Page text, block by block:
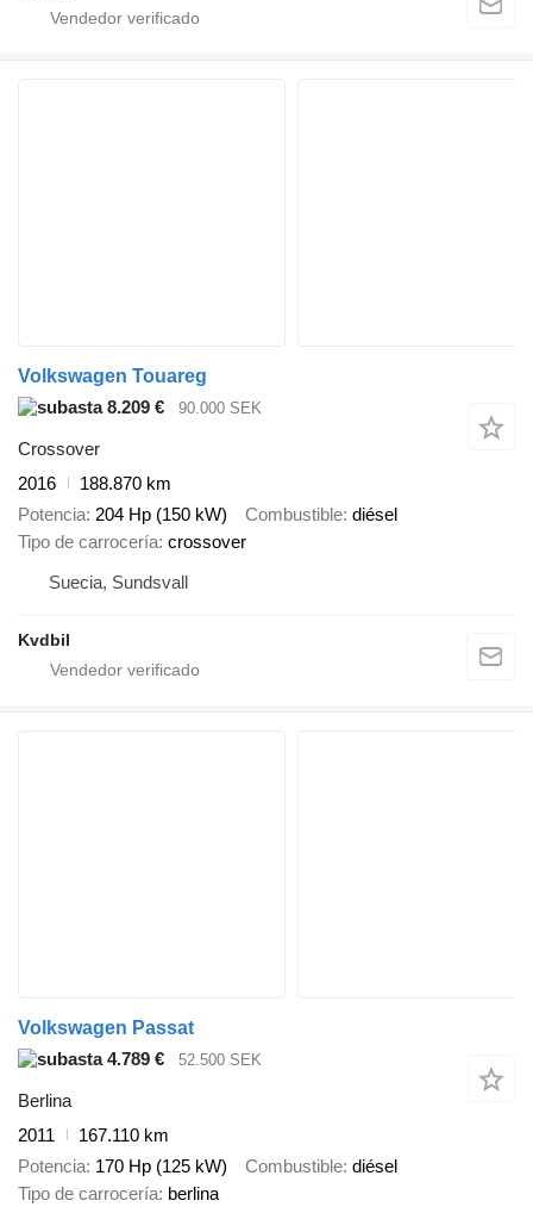
Volkswagen Touareg
8.209 €
90.000 SEK
Crossover
2016
188.870 km
Potencia 204 Hp (150 kW) Combustible diésel
Tipo de carrocería crossover
Suecia, Sundsvall
Kvdbil
Volkswagen Passat
4.789 €
52.500 SEK
Berlina
2011
167.110 km
Potencia 170 Hp (125 kW) Combustible diésel
Tipo de carrocería berlina